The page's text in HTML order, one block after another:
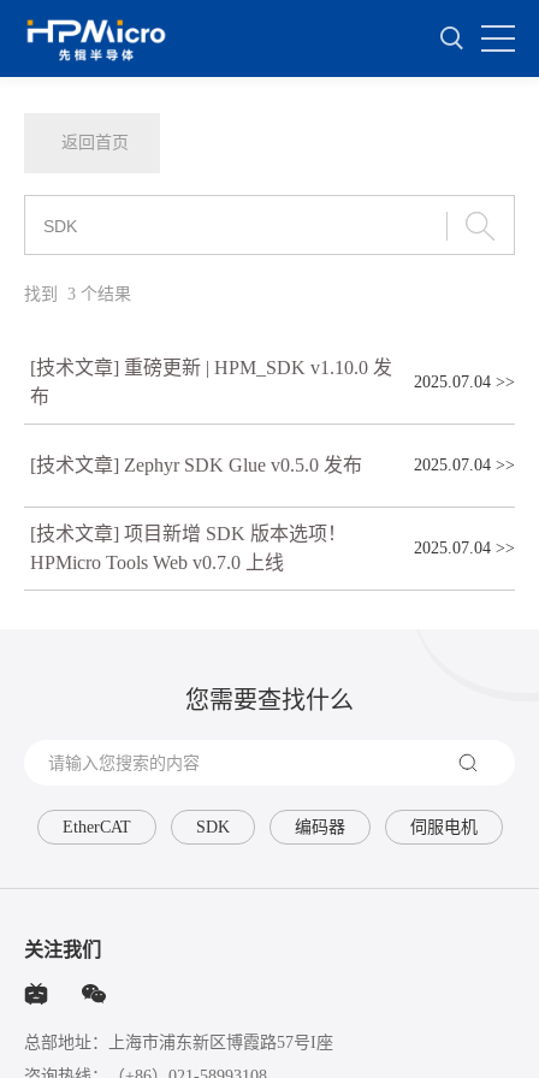
返回首页
找到 3 个结果
[技术文章] 重磅更新 | HPM_SDK v1.10.0 发
布
2025.07.04 >>
[技术文章] Zephyr SDK Glue v0.5.0 发布 2025.07.04 >>
[技术文章] 项目新增 SDK 版本选项！
HPMicro Tools Web v0.7.0 上线
2025.07.04 >>
您需要查找什么
EtherCAT SDK 编码器 伺服电机
关注我们
总部地址：上海市浦东新区博霞路57号I座